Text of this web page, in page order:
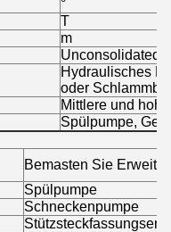
°
T
m
Unconsolidated
Hydraulisches
oder
Mittlere und
Spülpumpe,
Bemasten Sie
Spülpumpe
Schneckenpumpe